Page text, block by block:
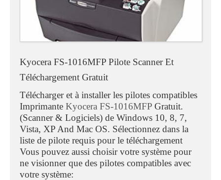
Kyocera FS-1016MFP Pilote Scanner Et
Téléchargement Gratuit
Télécharger et à installer les pilotes compatibles
Imprimante Kyocera FS-1016MFP Gratuit.
(Scanner & Logiciels) de Windows 10, 8, 7,
Vista, XP And Mac OS. Sélectionnez dans la
liste de pilote requis pour le téléchargement
Vous pouvez aussi choisir votre système pour
ne visionner que des pilotes compatibles avec
votre système: